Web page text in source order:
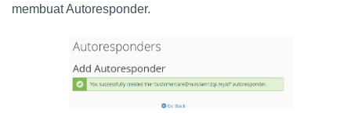
membuat Autoresponder.